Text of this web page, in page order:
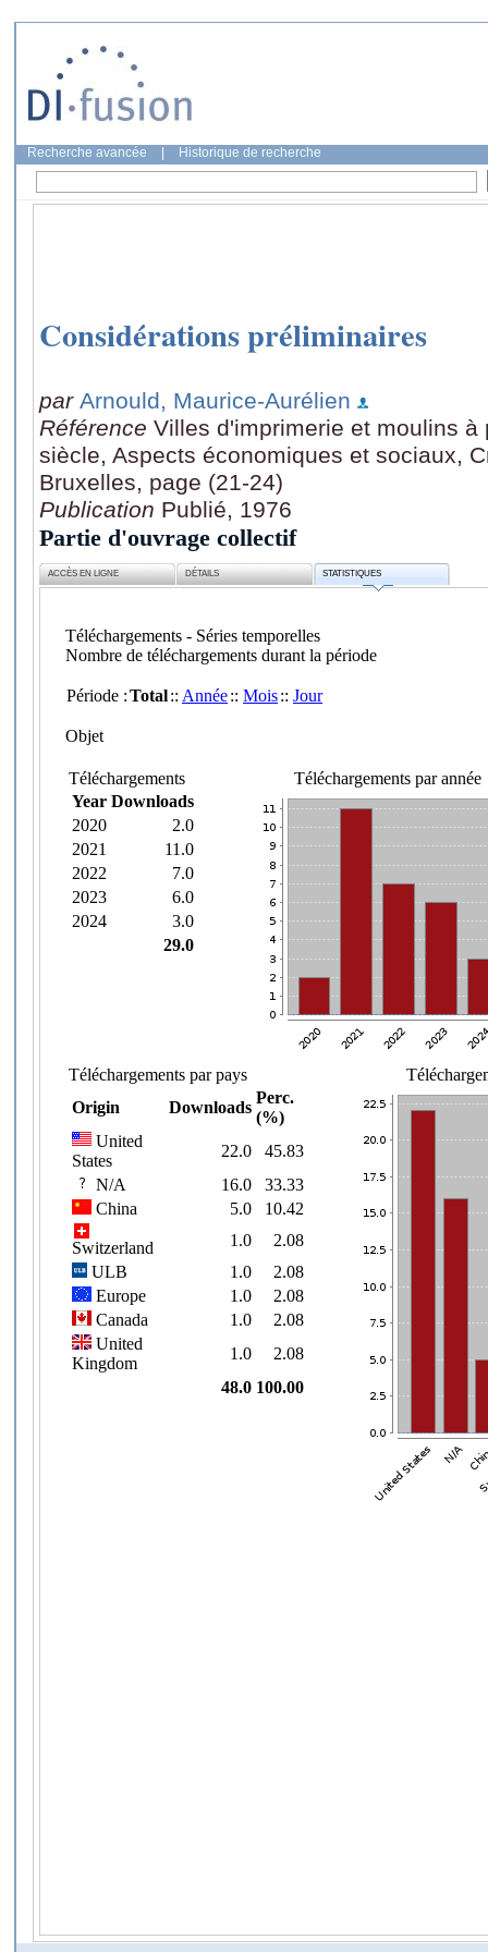
Recherche avancée Historique de recherche
Considérations préliminaires
par Arnould, Maurice-Aurélien
Référence Villes d'imprimerie et moulins à
siècle, Aspects économiques et sociaux,
Bruxelles, page (21-24)
Publication Publié, 1976
Partie d'ouvrage collectif
ACCÈS EN LIGNE DÉTAILS STATISTIQUES